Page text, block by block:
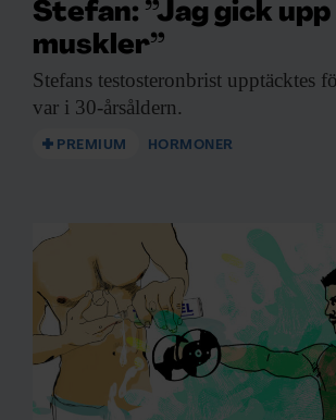
Stefan: ”Jag gick upp
muskler”
Stefans testosteronbrist upptäcktes
var i 30-årsåldern.
PREMIUM HORMONER